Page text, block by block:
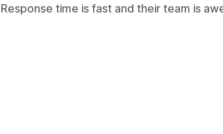
Portal de solicitações Formulário de
Response time is fast and their team is